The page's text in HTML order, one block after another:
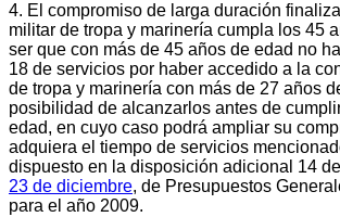
4. El compromiso de larga duración
militar de tropa y marinería cumpla los 45
ser que con más de 45 años de edad no
18 de servicios por haber accedido a la
de tropa y marinería con más de 27 años
posibilidad de alcanzarlos antes de
edad, en cuyo caso podrá ampliar su
adquiera el tiempo de servicios
dispuesto en la disposición adicional 14
23 de diciembre, de Presupuestos
para el año 2009.